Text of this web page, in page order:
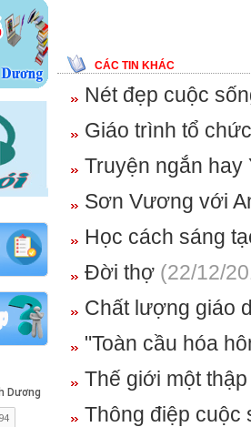
CÁC TIN KHÁC
Nét đẹp cuộc
Giáo trình tổ
Truyện ngắn hay
Sơn Vương với
Học cách sáng
Đời thợ (22/12/
Chất lượng giáo
"Toàn cầu hóa
Thế giới một
Thông điệp cuộc